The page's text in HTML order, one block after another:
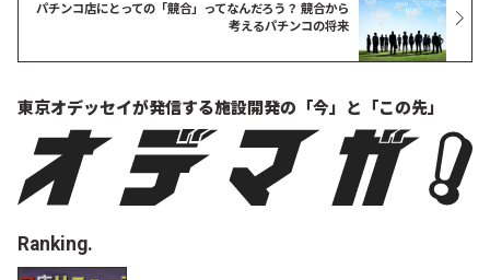
パチンコ店にとっての「競合」ってなんだろう？ 競合から
考えるパチンコの将来
東京オデッセイが発信する施設開発の「今」と「この先」
Ranking.